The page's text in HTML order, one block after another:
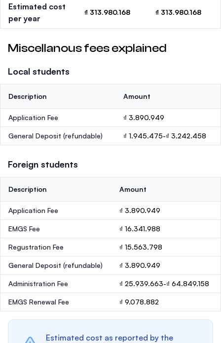
Estimated cost
per year
₫ 313.980.168 ₫ 313.980.168
Miscellanous fees explained
Local students
Description Amount
Application Fee ₫ 3.890.949
General Deposit (refundable) ₫ 1.945.475-₫ 3.242.458
Foreign students
Description Amount
Application Fee ₫ 3.890.949
EMGS Fee ₫ 16.341.988
Regustration Fee ₫ 15.563.798
General Deposit (refundable) ₫ 3.890.949
Administration Fee ₫ 25.939.663-₫ 64.849.158
EMGS Renewal Fee ₫ 9.078.882
Estimated cost as reported by the